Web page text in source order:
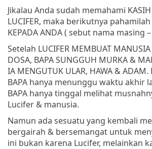
Jikalau Anda sudah memahami KASIH
LUCIFER, maka berikutnya pahamilah
KEPADA ANDA ( sebut nama masing
Setelah LUCIFER MEMBUAT MANUSIA
DOSA, BAPA SUNGGUH MURKA &
IA MENGUTUK ULAR, HAWA &
BAPA hanya menunggu waktu akhir
BAPA hanya tinggal melihat
Lucifer & manusia.
Namun ada sesuatu yang kembali
bergairah & bersemangat untuk
ini bukan karena Lucifer, melainkan